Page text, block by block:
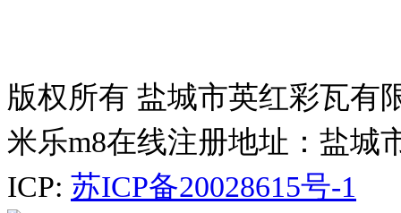
版权所有 盐城市英红彩瓦有
米乐m8在线注册地址：盐城
ICP: 苏ICP备20028615号-1